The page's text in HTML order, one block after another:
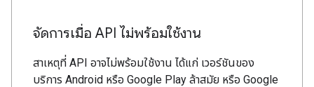
จัดการเมื่อ API ไม่พร้อมใช้งาน
สาเหตุที่ API อาจไม่พร้อมใช้งาน ได้แก่ เวอร์ชันของ
บริการ Android หรือ Google Play ล้าสมัย หรือ Google